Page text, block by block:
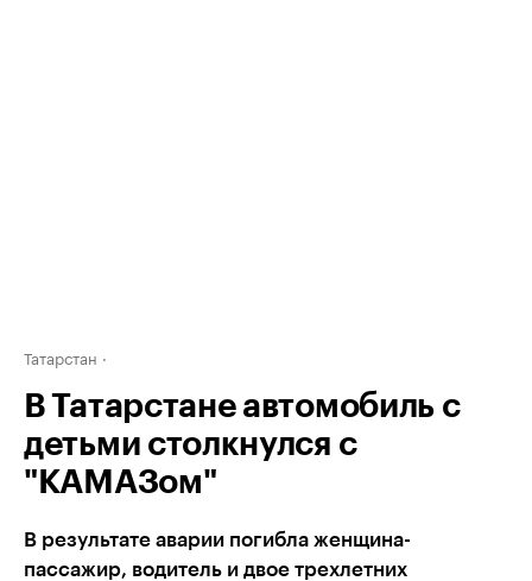
Татарстан
В Татарстане автомобиль с
детьми столкнулся с
"КАМАЗом"
В результате аварии погибла женщина-
пассажир, водитель и двое трехлетних